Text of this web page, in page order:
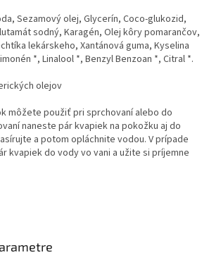
Sezamový olej, Glycerín, Coco-glukozid,
sodný, Karagén, Olej kôry pomarančov,
lekárskeho, Xantánová guma, Kyselina
*, Linalool *, Benzyl Benzoan *, Citral *.
olejov
môžete použiť pri sprchovaní alebo do
naneste pár kvapiek na pokožku aj do
a potom opláchnite vodou. V prípade
kvapiek do vody vo vani a užite si príjemne